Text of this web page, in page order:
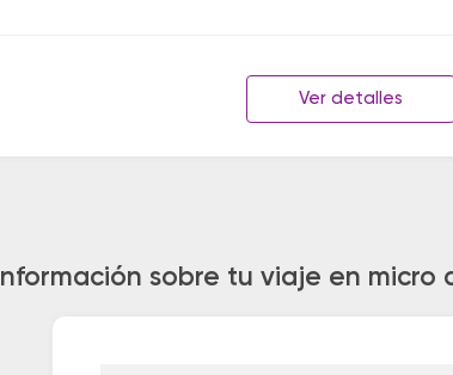
Ver detalles
Información sobre tu viaje en micro